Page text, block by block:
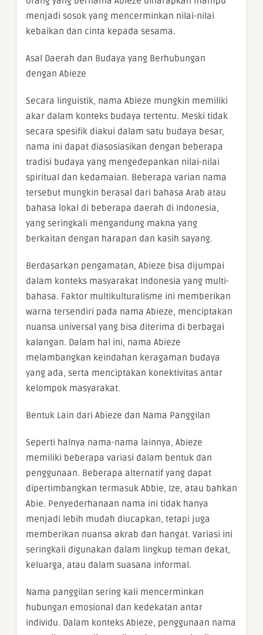
menjadi sosok yang mencerminkan nilai-nilai
kebaikan dan cinta kepada sesama.
Asal Daerah dan Budaya yang Berhubungan
dengan Abieze
Secara linguistik, nama Abieze mungkin memiliki
akar dalam konteks budaya tertentu. Meski tidak
secara spesifik diakui dalam satu budaya besar,
nama ini dapat diasosiasikan dengan beberapa
tradisi budaya yang mengedepankan nilai-nilai
spiritual dan kedamaian. Beberapa varian nama
tersebut mungkin berasal dari bahasa Arab atau
bahasa lokal di beberapa daerah di Indonesia,
yang seringkali mengandung makna yang
berkaitan dengan harapan dan kasih sayang.
Berdasarkan pengamatan, Abieze bisa dijumpai
dalam konteks masyarakat Indonesia yang multi-
bahasa. Faktor multikulturalisme ini memberikan
warna tersendiri pada nama Abieze, menciptakan
nuansa universal yang bisa diterima di berbagai
kalangan. Dalam hal ini, nama Abieze
melambangkan keindahan keragaman budaya
yang ada, serta menciptakan konektivitas antar
kelompok masyarakat.
Bentuk Lain dari Abieze dan Nama Panggilan
Seperti halnya nama-nama lainnya, Abieze
memiliki beberapa variasi dalam bentuk dan
penggunaan. Beberapa alternatif yang dapat
dipertimbangkan termasuk Abbie, Ize, atau bahkan
Abie. Penyederhanaan nama ini tidak hanya
menjadi lebih mudah diucapkan, tetapi juga
memberikan nuansa akrab dan hangat. Variasi ini
seringkali digunakan dalam lingkup teman dekat,
keluarga, atau dalam suasana informal.
Nama panggilan sering kali mencerminkan
hubungan emosional dan kedekatan antar
individu. Dalam konteks Abieze, penggunaan nama